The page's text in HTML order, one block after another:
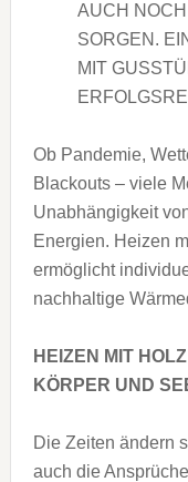
AUCH
SORGEN.
MIT
Ob Pandemie,
Blackouts – viele
Unabhängigkeit
Energien. Heizen
ermöglicht
nachhaltige
HEIZEN MIT
KÖRPER UND
Die Zeiten ändern
auch die